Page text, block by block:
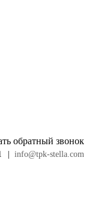
обратный звонок
info@tpk-stella.com